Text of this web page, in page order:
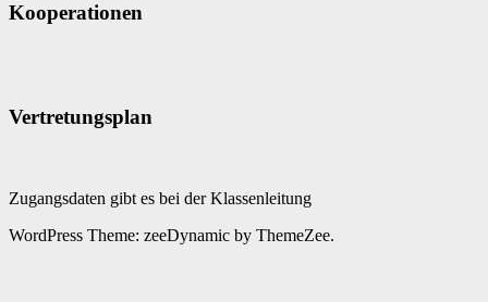
Kooperationen
Vertretungsplan
Zugangsdaten gibt es bei der Klassenleitung
WordPress Theme: zeeDynamic by ThemeZee.